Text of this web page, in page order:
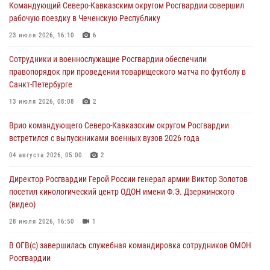
Кузнецова
07 августа 2026, 12:00
Смольного собора в Санкт-Петербурге (видео)
07 августа 2026, 11:34 3
В Курске росгвардейцы провели занятие по основам
07 августа 2026, 11:33
Рэпер ST посетил раненых росгвардейцев в Главном военном
07 августа 2026, 11:18
Командующий Северо-Кавказским округом Росгвардии совершил
рабочую поездку в Чеченскую Республику
23 июля 2026, 16:10 6
Сотрудники и военнослужащие Росгвардии обеспечили
правопорядок при проведении товарищеского матча по футболу в
Санкт-Петербурге
13 июля 2026, 08:08 2
Врио командующего Северо-Кавказским округом Росгвардии
встретился с выпускниками военных вузов 2026 года
04 августа 2026, 05:00 2
Директор Росгвардии Герой России генерал армии Виктор Золотов
посетил кинологический центр ОДОН имени Ф.Э. Дзержинского
(видео)
28 июля 2026, 16:50 1
В ОГВ(с) завершилась служебная командировка сотрудников ОМОН
Росгвардии